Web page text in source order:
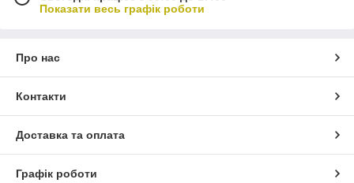
Показати весь графік роботи
Про нас
Контакти
Доставка та оплата
Графік роботи